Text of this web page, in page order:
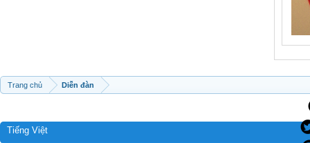
Trang chủ Diễn đàn
Tiếng Việt